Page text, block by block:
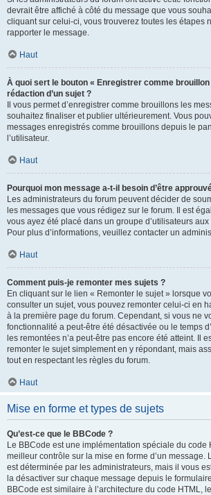
devrait être affiché à côté du message que vous
cliquant sur celui-ci, vous trouverez toutes les étapes
rapporter le message.
Haut
À quoi sert le bouton « Enregistrer comme
rédaction d’un sujet ?
Il vous permet d’enregistrer comme brouillons les
souhaitez finaliser et publier ultérieurement. Vous
messages enregistrés comme brouillons depuis le
l’utilisateur.
Haut
Pourquoi mon message a-t-il besoin d’être
Les administrateurs du forum peuvent décider de
les messages que vous rédigez sur le forum. Il est
vous ayez été placé dans un groupe d’utilisateurs
Pour plus d’informations, veuillez contacter un
Haut
Comment puis-je remonter mes sujets ?
En cliquant sur le lien « Remonter le sujet » lorsque
consulter un sujet, vous pouvez remonter celui-ci en
à la première page du forum. Cependant, si vous ne
fonctionnalité a peut-être été désactivée ou le temps
les remontées n’a peut-être pas encore été atteint. Il
remonter le sujet simplement en y répondant, mais
tout en respectant les règles du forum.
Haut
Mise en forme et types de sujets
Qu’est-ce que le BBCode ?
Le BBCode est une implémentation spéciale du code
meilleur contrôle sur la mise en forme d’un message.
est déterminée par les administrateurs, mais il vous
la désactiver sur chaque message depuis le
BBCode est similaire à l’architecture du code HTML,